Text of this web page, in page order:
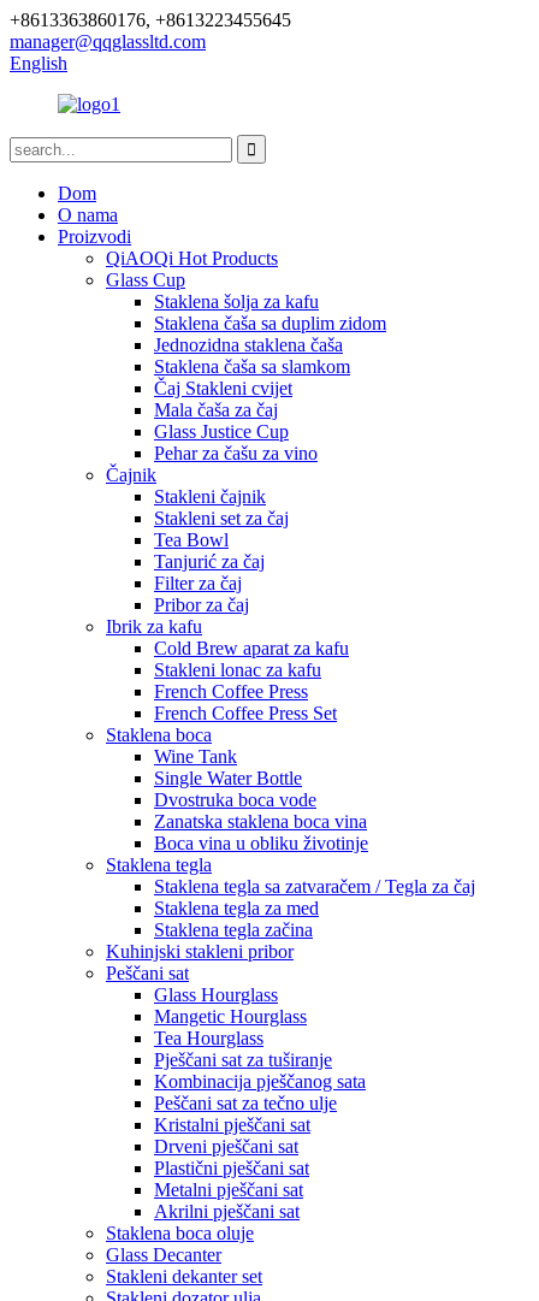
+8613363860176, +8613223455645
manager@qqglassltd.com
English
Dom
O nama
Proizvodi
QiAOQi Hot Products
Glass Cup
Staklena šolja za kafu
Staklena čaša sa duplim zidom
Jednozidna staklena čaša
Staklena čaša sa slamkom
Čaj Stakleni cvijet
Mala čaša za čaj
Glass Justice Cup
Pehar za čašu za vino
Čajnik
Stakleni čajnik
Stakleni set za čaj
Tea Bowl
Tanjurić za čaj
Filter za čaj
Pribor za čaj
Ibrik za kafu
Cold Brew aparat za kafu
Stakleni lonac za kafu
French Coffee Press
French Coffee Press Set
Staklena boca
Wine Tank
Single Water Bottle
Dvostruka boca vode
Zanatska staklena boca vina
Boca vina u obliku životinje
Staklena tegla
Staklena tegla sa zatvaračem / Tegla za čaj
Staklena tegla za med
Staklena tegla začina
Kuhinjski stakleni pribor
Peščani sat
Glass Hourglass
Mangetic Hourglass
Tea Hourglass
Pješčani sat za tuširanje
Kombinacija pješčanog sata
Peščani sat za tečno ulje
Kristalni pješčani sat
Drveni pješčani sat
Plastični pješčani sat
Metalni pješčani sat
Akrilni pješčani sat
Staklena boca oluje
Glass Decanter
Stakleni dekanter set